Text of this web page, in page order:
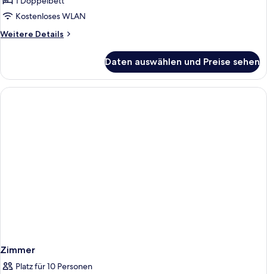
Kostenloses WLAN
Weitere Details
Weitere
2 Schlafzimmer
Daten auswählen und Preise sehen
Zimmer
Platz für 10 Personen